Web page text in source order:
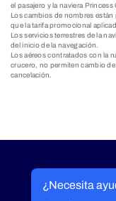
el pasajero y la naviera Princess
Los cambios de nombres están
que la tarifa promocional
Los servicios terrestres de la
del inicio de la navegación.
Los aéreos contratados con la
crucero, no permiten cambio
cancelación.
¿Necesita